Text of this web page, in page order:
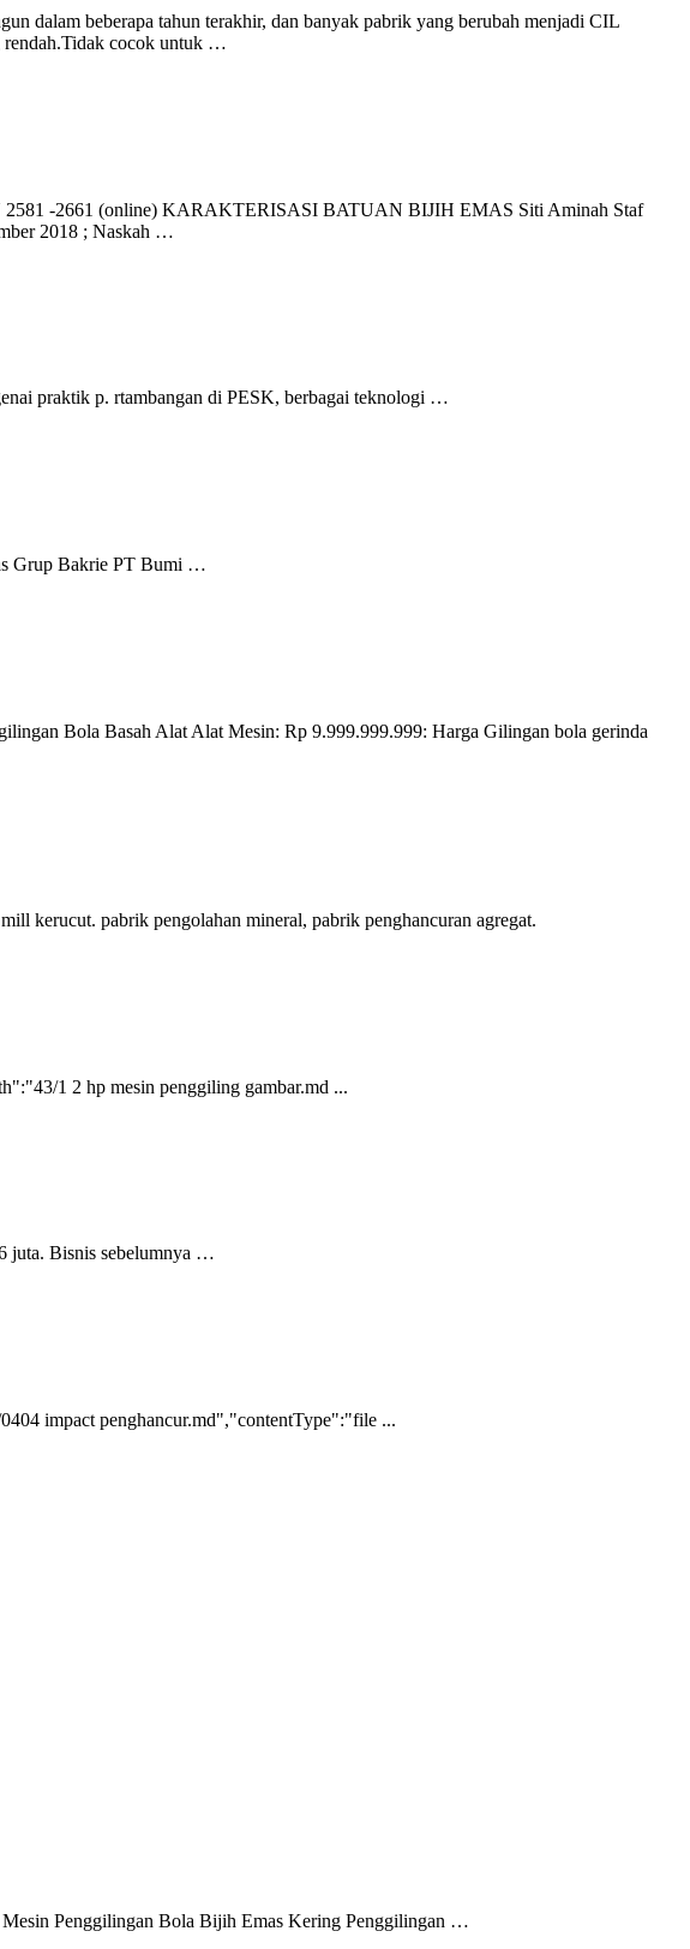
dalam beberapa tahun terakhir, dan banyak pabrik yang berubah menjadi CIL
rendah.Tidak cocok untuk …
2581 -2661 (online) KARAKTERISASI BATUAN BIJIH EMAS Siti Aminah Staf
2018 ; Naskah …
praktik p. rtambangan di PESK, berbagai teknologi …
Grup Bakrie PT Bumi …
Bola Basah Alat Alat Mesin: Rp 9.999.999.999: Harga Gilingan bola gerinda
kerucut. pabrik pengolahan mineral, pabrik penghancuran agregat.
1 2 hp mesin penggiling gambar.md ...
juta. Bisnis sebelumnya …
impact penghancur.md","contentType":"file ...
Penggilingan Bola Bijih Emas Kering Penggilingan …